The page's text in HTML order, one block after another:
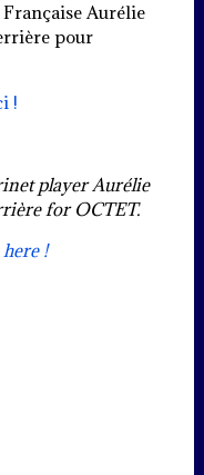
Aurélie
pour
!
player Aurélie
for OCTET.
!